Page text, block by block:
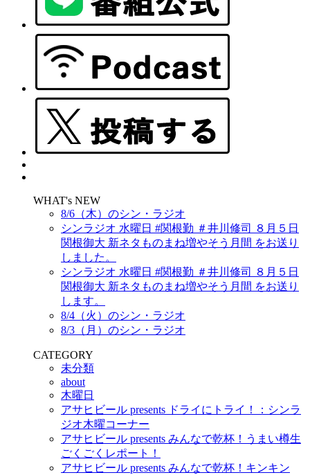
WHAT's NEW
8/6（木）のシン・ラジオ
シンラジオ 水曜日 #関根勤 ＃井川修司 ８月５日
関根御大 新ネタものまね増やそう月間 をお送り
しました。
シンラジオ 水曜日 #関根勤 ＃井川修司 ８月５日
関根御大 新ネタものまね増やそう月間 をお送り
します。
8/4（火）のシン・ラジオ
8/3（月）のシン・ラジオ
CATEGORY
未分類
about
木曜日
アサヒビール presents ドライにトライ！：シンラ
ジオ木曜コーナー
アサヒビール presents みんなで乾杯！うまい樽生
ごくごくレポート！
アサヒビール presents みんなで乾杯！キンキン